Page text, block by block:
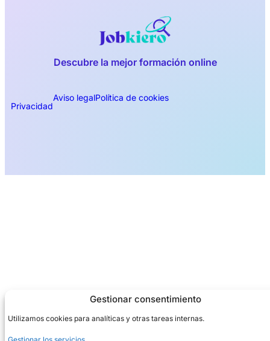
Gestionar consentimiento
Utilizamos cookies para analíticas y otras tareas internas.
Descubre la mejor formación online
Privacidad
Aviso legalPolítica de cookies